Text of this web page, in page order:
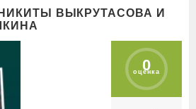
ВЫКРУТАСОВА И
0
оценка